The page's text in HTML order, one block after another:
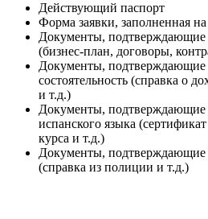
Действующий паспорт
Форма заявки, заполненная
Документы,
(бизнес-план, договоры,
Документы,
состоятельность (справка о
и т.д.)
Документы, подтверждающие
испанского языка
курса и т.д.)
Документы, подтверждающие
(справка из полиции и т.д.)